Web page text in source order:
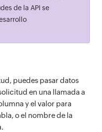
de la API se
puedes pasar datos
en una llamada a
y el valor para
o el nombre de la